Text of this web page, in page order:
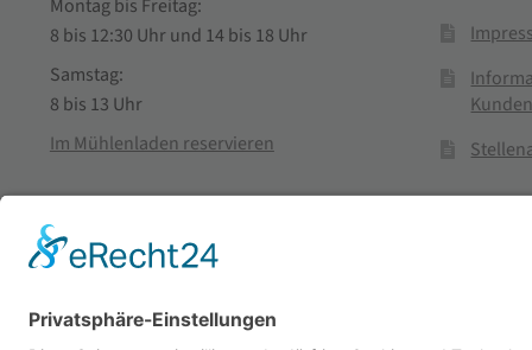
Montag bis Freitag:
8 bis 12:30 Uhr und 14 bis 18 Uhr
Samstag:
8 bis 13 Uhr
Im Mühlenladen reservieren